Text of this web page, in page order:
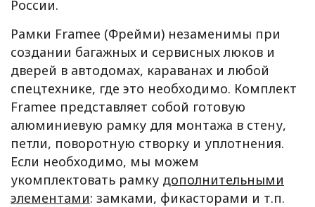
России.
Рамки Framee (Фрейми) незаменимы при
создании багажных и сервисных люков и
дверей в автодомах, караванах и любой
спецтехнике, где это необходимо. Комплект
Framee представляет собой готовую
алюминиевую рамку для монтажа в стену,
петли, поворотную створку и уплотнения.
Если необходимо, мы можем
укомплектовать рамку дополнительными
элементами: замками, фикасторами и т.п.